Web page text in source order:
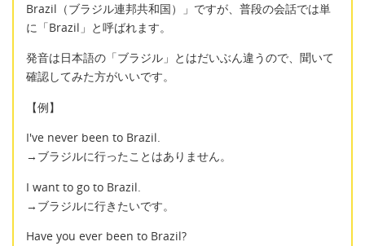
Brazil（ブラジル連邦共和国）」ですが、普段の会話では単
に「Brazil」と呼ばれます。
発音は日本語の「ブラジル」とはだいぶん違うので、聞いて
確認してみた方がいいです。
【例】
I've never been to Brazil.
→ブラジルに行ったことはありません。
I want to go to Brazil.
→ブラジルに行きたいです。
Have you ever been to Brazil?